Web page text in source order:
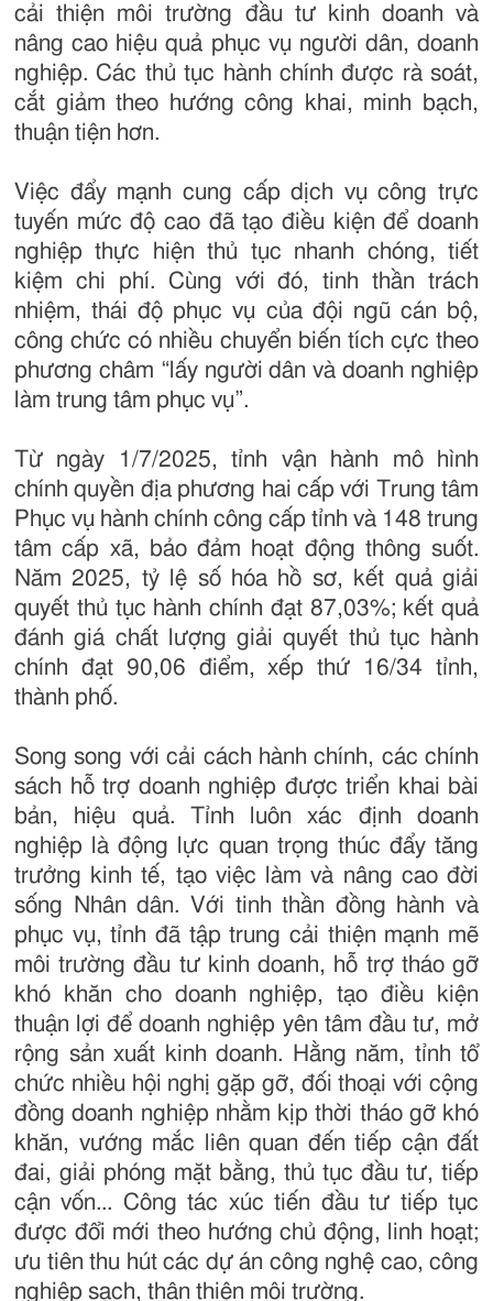
cải thiện môi trường đầu tư kinh doanh và
nâng cao hiệu quả phục vụ người dân, doanh
nghiệp. Các thủ tục hành chính được rà soát,
cắt giảm theo hướng công khai, minh bạch,
thuận tiện hơn.
Việc đẩy mạnh cung cấp dịch vụ công trực
tuyến mức độ cao đã tạo điều kiện để doanh
nghiệp thực hiện thủ tục nhanh chóng, tiết
kiệm chi phí. Cùng với đó, tinh thần trách
nhiệm, thái độ phục vụ của đội ngũ cán bộ,
công chức có nhiều chuyển biến tích cực theo
phương châm “lấy người dân và doanh nghiệp
làm trung tâm phục vụ”.
Từ ngày 1/7/2025, tỉnh vận hành mô hình
chính quyền địa phương hai cấp với Trung tâm
Phục vụ hành chính công cấp tỉnh và 148 trung
tâm cấp xã, bảo đảm hoạt động thông suốt.
Năm 2025, tỷ lệ số hóa hồ sơ, kết quả giải
quyết thủ tục hành chính đạt 87,03%; kết quả
đánh giá chất lượng giải quyết thủ tục hành
chính đạt 90,06 điểm, xếp thứ 16/34 tỉnh,
thành phố.
Song song với cải cách hành chính, các chính
sách hỗ trợ doanh nghiệp được triển khai bài
bản, hiệu quả. Tỉnh luôn xác định doanh
nghiệp là động lực quan trọng thúc đẩy tăng
trưởng kinh tế, tạo việc làm và nâng cao đời
sống Nhân dân. Với tinh thần đồng hành và
phục vụ, tỉnh đã tập trung cải thiện mạnh mẽ
môi trường đầu tư kinh doanh, hỗ trợ tháo gỡ
khó khăn cho doanh nghiệp, tạo điều kiện
thuận lợi để doanh nghiệp yên tâm đầu tư, mở
rộng sản xuất kinh doanh. Hằng năm, tỉnh tổ
chức nhiều hội nghị gặp gỡ, đối thoại với cộng
đồng doanh nghiệp nhằm kịp thời tháo gỡ khó
khăn, vướng mắc liên quan đến tiếp cận đất
đai, giải phóng mặt bằng, thủ tục đầu tư, tiếp
cận vốn... Công tác xúc tiến đầu tư tiếp tục
được đổi mới theo hướng chủ động, linh hoạt;
ưu tiên thu hút các dự án công nghệ cao, công
nghiệp sạch, thân thiện môi trường.